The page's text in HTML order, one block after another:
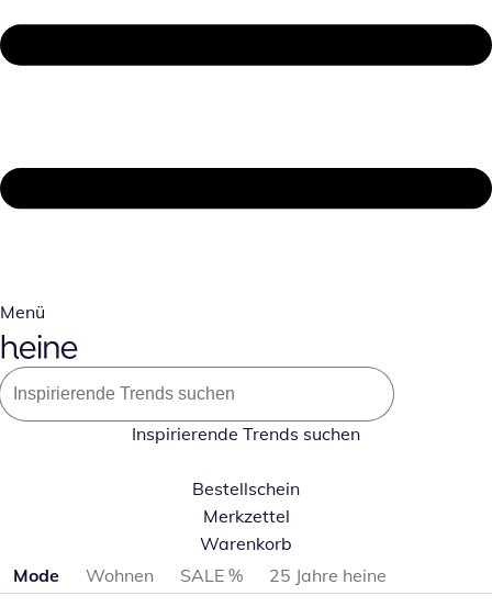
Menü
Inspirierende Trends suchen
Bestellschein
Merkzettel
Warenkorb
Produktkategorien überspringen
Mode Wohnen SALE %
25 Jahre heine